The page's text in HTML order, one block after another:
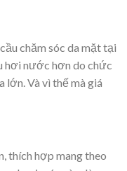
chăm sóc da mặt tại
hơi nước hơn do chức
lớn. Và vì thế mà giá
thích hợp mang theo